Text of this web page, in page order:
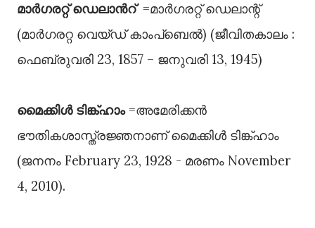
മാർഗരറ്റ് ഡെലാൻറ്=മാർഗരറ്റ് ഡെലാന്റ്
(മാർഗരറ്റ വെയ്ഡ് കാംപ്ബെൽ) (ജീവിതകാലം :
ഫെബ്രുവരി 23, 1857 – ജനുവരി 13, 1945)
മൈക്കിൾ ടിങ്ക്ഹാം=അമേരിക്കൻ
ഭൗതികശാസ്ത്രജ്ഞനാണ് മൈക്കിൾ ടിങ്ക്ഹാം
(ജനനം February 23, 1928 - മരണം November
4, 2010).